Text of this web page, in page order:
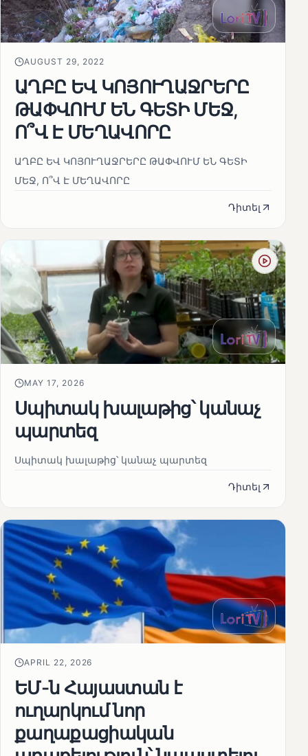
AUGUST 29, 2022
ԱՂԲԸ ԵՎ ԿՈՅՈՒՂԱՋՐԵՐԸ
ԹԱՓՎՈՒՄ ԵՆ ԳԵՏԻ ՄԵՋ,
Ո՞Վ Է ՄԵՂԱՎՈՐԸ
ԱՂԲԸ ԵՎ ԿՈՅՈՒՂԱՋՐԵՐԸ ԹԱՓՎՈՒՄ ԵՆ ԳԵՏԻ
ՄԵՋ, Ո՞Վ Է ՄԵՂԱՎՈՐԸ
Դիտել
MAY 17, 2026
Սպիտակ խալաթից՝ կանաչ
պարտեզ
Սպիտակ խալաթից՝ կանաչ պարտեզ
Դիտել
APRIL 22, 2026
ԵՄ-ն Հայաստան է
ուղարկում նոր
քաղաքացիական